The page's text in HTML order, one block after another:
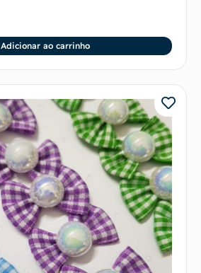
Adicionar ao carrinho